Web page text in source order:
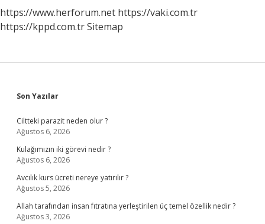
https://www.herforum.net https://vaki.com.tr
https://kppd.com.trSitemap
Sidebar
Son Yazılar
Ciltteki parazit neden olur ?
Ağustos 6, 2026
Kulağımızın iki görevi nedir ?
Ağustos 6, 2026
Avcılık kurs ücreti nereye yatırılır ?
Ağustos 5, 2026
Allah tarafından insan fıtratına yerleştirilen üç temel özellik nedir ?
Ağustos 3, 2026